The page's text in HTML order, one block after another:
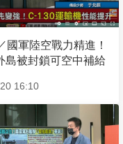
國軍陸空戰力精進！
島被封鎖可空中補給
16:10